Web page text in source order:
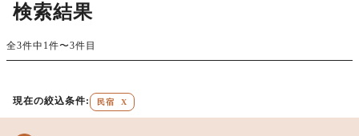
検索結果
全3件中1件〜3件目
現在の絞込条件: 民宿 X